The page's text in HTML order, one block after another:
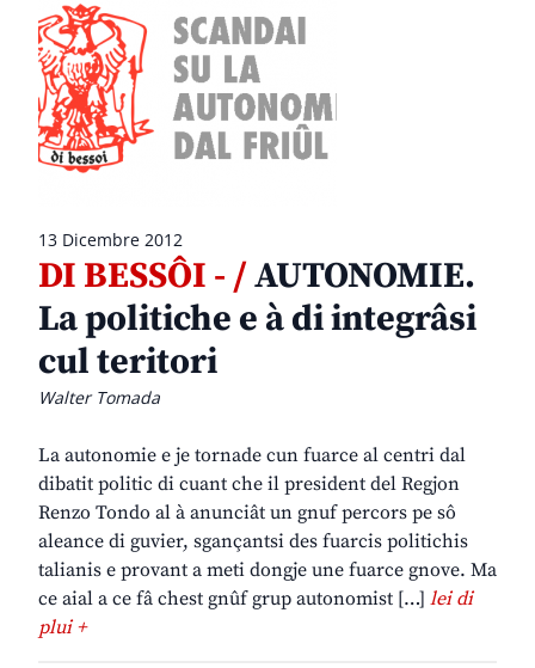
13 Dicembre 2012
DI BESSÔI - /AUTONOMIE.
La politiche e à di integrâsi
cul teritori
Walter Tomada
La autonomie e je tornade cun fuarce al centri dal
dibatit politic di cuant che il president del Regjon
Renzo Tondo al à anunciât un gnuf percors pe sô
aleance di guvier, sgançantsi des fuarcis politichis
talianis e provant a meti dongje une fuarce gnove. Ma
ce aial a ce fâ chest gnûf grup autonomist […] lei di
plui +